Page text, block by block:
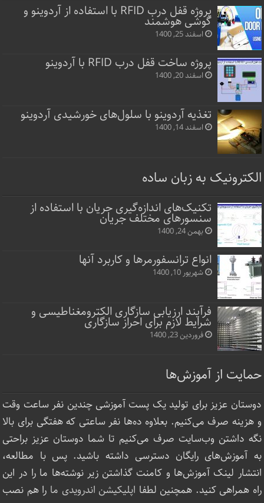
پروژه قفل‌ درب RFID با استفاده از آردوینو و
گوشی هوشمند
اسفند 25, 1400
پروژه ساخت قفل‌ درب RFID با آردوینو
اسفند 20, 1400
تغذیه آردوینو با سلول‌های خورشیدی آردوینو
اسفند 14, 1400
الکترونیک به زبان ساده
تکنیک‌های اندازه‌گیری جریان با استفاده از
سنسورهای مختلف جریان
بهمن 24, 1400
انواع ترانسفورمرها و کاربرد آنها
شهریور 10, 1400
فرآیند ارزیابی سازگاری الکترومغناطیسی و
شرایط لازم برای احراز سازگاری
فروردین 23, 1400
حمایت از آموزش‌ها
دوستان عزیز برای تولید یک پست آموزشی چندین نفر ساعت‌ وقت
و هزینه صرف می‌کنیم. بعلاوه ده‌ها نفر ساعتی که هفتگی برای بالا
نگه داشتن وب‌سایت صرف ‌می‌کنیم تا شما دوستان عزیز براحتی
به آموزش‌های رایگان دسترسی داشته باشید. پس با مطالعه،
انتشار لینک‌ آموزش‌ها و کامنت گذاشتن زیر نوشته‌‌ها ما را در این
راه همراهی کنید. همچنین لطفا اپلیکیشن اندرویدی ما را هم نصب